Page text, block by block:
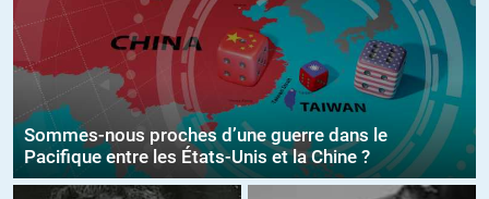
Sommes-nous proches d’une guerre dans le
Pacifique entre les États-Unis et la Chine ?